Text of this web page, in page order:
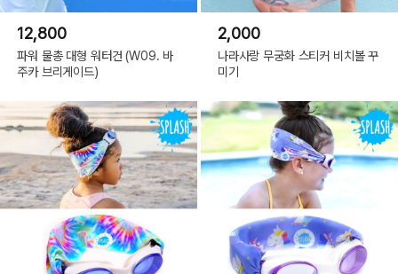
12,800
파워 물총 대형 워터건 (W09. 바
주카 브리게이드)
2,000
나라사랑 무궁화 스티커 비치볼 꾸
미기